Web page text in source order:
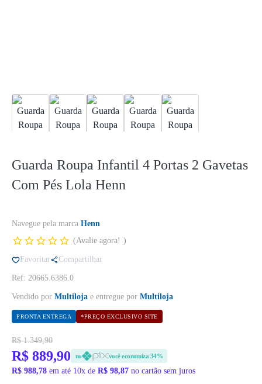
Guarda Roupa Infantil 4 Portas 2 Gavetas
Com Pés Lola Henn
Navegue pela marca Henn
Avalie agora!
Favoritar Compartilhar
Ref: 20665.6386.0
Vendido por Multiloja e entregue por Multiloja
PRONTA ENTREGA *PREÇO EXCLUSIVO SITE
R$ 1.349,90
R$ 889,90 no você economiza 34%
R$ 988,78 em até 10x de R$ 98,87 no cartão sem juros